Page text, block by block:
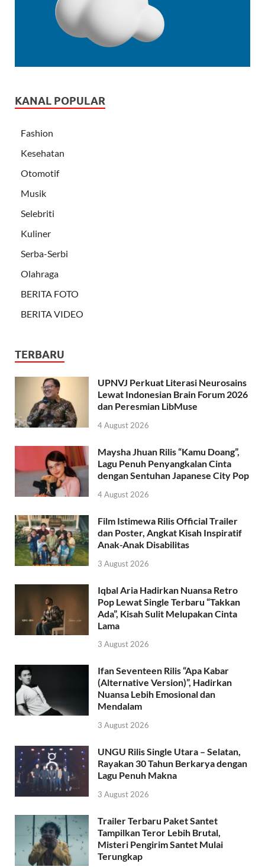
KANAL POPULAR
Fashion
Kesehatan
Otomotif
Musik
Selebriti
Kuliner
Serba-Serbi
Olahraga
BERITA FOTO
BERITA VIDEO
TERBARU
UPNVJ Perkuat Literasi Neurosains
Lewat Indonesian Brain Forum 2026
dan Peresmian LibMuse
4 August 2026
Maysha Jhuan Rilis “Kamu Doang”,
Lagu Penuh Penyangkalan Cinta
dengan Sentuhan Japanese City Pop
4 August 2026
Film Istimewa Rilis Official Trailer
dan Poster, Angkat Kisah Inspiratif
Anak-Anak Disabilitas
3 August 2026
Iqbal Aria Hadirkan Nuansa Retro
Pop Lewat Single Terbaru “Takkan
Ada”, Kisah Sulit Melupakan Cinta
Lama
3 August 2026
Ifan Seventeen Rilis “Apa Kabar
(Alternative Version)”, Hadirkan
Nuansa Lebih Emosional dan
Mendalam
3 August 2026
UNGU Rilis Single Utara – Selatan,
Rayakan 30 Tahun Berkarya dengan
Lagu Penuh Makna
3 August 2026
Trailer Terbaru Paket Santet
Tampilkan Teror Lebih Brutal,
Misteri Pengirim Santet Mulai
Terungkap